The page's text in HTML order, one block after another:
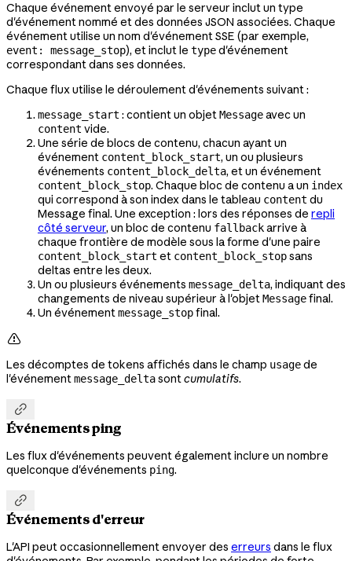
Chaque événement envoyé par le serveur inclut un type
d'événement nommé et des données JSON associées. Chaque
événement utilise un nom d'événement SSE (par exemple,
event: message_stop), et inclut le typed'événement
correspondant dans ses données.
Chaque flux utilise le déroulement d'événements suivant :
message_start : contient un objetMessageavec un
content vide.
Une série de blocs de contenu, chacun ayant un
événement content_block_start, un ou plusieurs
événements content_block_delta, et un événement
content_block_stop. Chaque bloc de contenu a un index
qui correspond à son index dans le tableau content du
Message final. Une exception : lors des réponses de repli
côté serveur, un bloc de contenu fallbackarrive à
chaque frontière de modèle sous la forme d'une paire
content_block_start et content_block_stopsans
deltas entre les deux.
Un ou plusieurs événements message_delta, indiquant des
changements de niveau supérieur à l'objetMessagefinal.
Un événementmessage_stopfinal.

Les décomptes de tokens affichés dans le champ usagede
l'événementmessage_deltasontcumulatifs.

Événements ping
Les flux d'événements peuvent également inclure un nombre
quelconque d'événements ping.

Événements d'erreur
L'API peut occasionnellement envoyer des erreurs dans le flux